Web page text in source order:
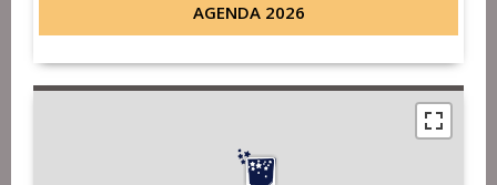
AGENDA 2026